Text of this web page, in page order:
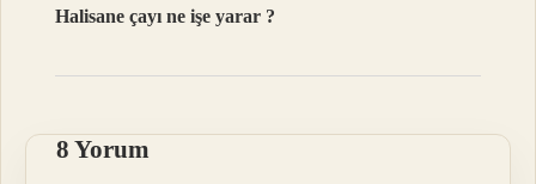
Halisane çayı ne işe yarar ?
8 Yorum